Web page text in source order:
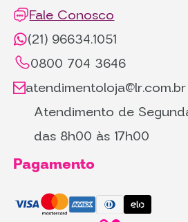
Fale Conosco
(21) 96634.1051
0800 704 3646
atendimentoloja@lr.com.br
Atendimento de
das 8h00 às 17h00
Pagamento